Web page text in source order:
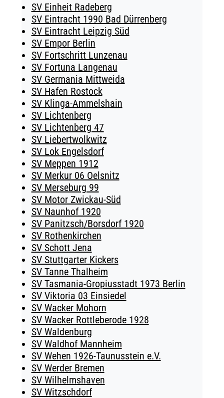
SV Einheit Radeberg
SV Eintracht 1990 Bad Dürrenberg
SV Eintracht Leipzig Süd
SV Empor Berlin
SV Fortschritt Lunzenau
SV Fortuna Langenau
SV Germania Mittweida
SV Hafen Rostock
SV Klinga-Ammelshain
SV Lichtenberg
SV Lichtenberg 47
SV Liebertwolkwitz
SV Lok Engelsdorf
SV Meppen 1912
SV Merkur 06 Oelsnitz
SV Merseburg 99
SV Motor Zwickau-Süd
SV Naunhof 1920
SV Panitzsch/​Borsdorf 1920
SV Rothenkirchen
SV Schott Jena
SV Stuttgarter Kickers
SV Tanne Thalheim
SV Tasmania-Gropiusstadt 1973 Berlin
SV Viktoria 03 Einsiedel
SV Wacker Mohorn
SV Wacker Rottleberode 1928
SV Waldenburg
SV Waldhof Mannheim
SV Wehen 1926-Taunusstein e.V.
SV Werder Bremen
SV Wilhelmshaven
SV Witzschdorf